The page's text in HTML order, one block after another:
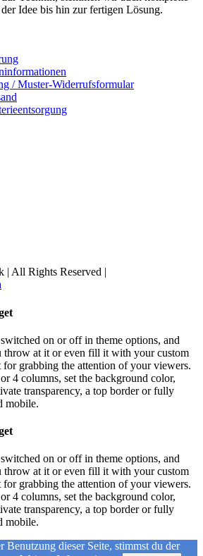
Idee bis hin zur fertigen Lösung.
/ Muster-Widerrufsformular
| All Rights Reserved |
on or off in theme options, and
throw at it or even fill it with your custom
grabbing the attention of your viewers.
4 columns, set the background color,
transparency, a top border or fully
mobile.
on or off in theme options, and
throw at it or even fill it with your custom
grabbing the attention of your viewers.
4 columns, set the background color,
transparency, a top border or fully
mobile.
Benutzung dieser Seite, stimmst du der